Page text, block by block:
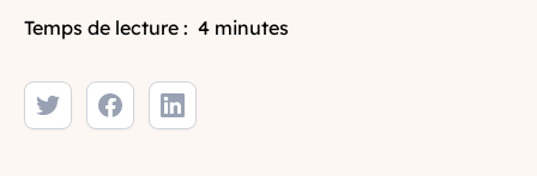
Temps de lecture : 4 minutes